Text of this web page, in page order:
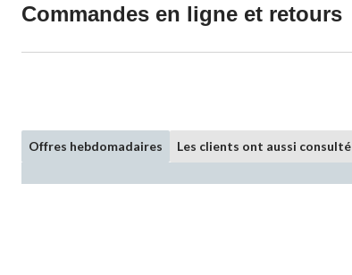
Commandes en ligne et retours
Offres hebdomadaires Les clients ont aussi consulté